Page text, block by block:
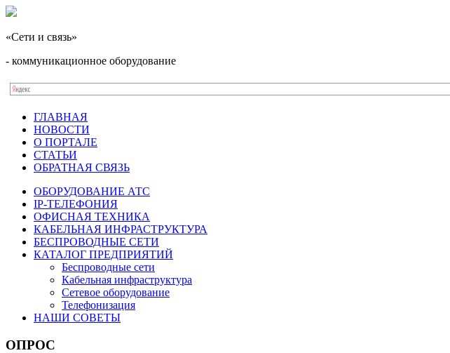
«Сети и связь»
- коммуникационное оборудование
ГЛАВНАЯ
НОВОСТИ
О ПОРТАЛЕ
СТАТЬИ
ОБРАТНАЯ СВЯЗЬ
ОБОРУДОВАНИЕ АТС
IP-ТЕЛЕФОНИЯ
ОФИСНАЯ ТЕХНИКА
КАБЕЛЬНАЯ ИНФРАСТРУКТУРА
БЕСПРОВОДНЫЕ СЕТИ
КАТАЛОГ ПРЕДПРИЯТИЙ
Беспроводные сети
Кабельная инфраструктура
Сетевое оборудование
Телефонизация
НАШИ СОВЕТЫ
ОПРОС